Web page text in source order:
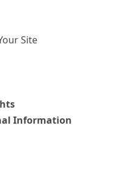
Site
Information